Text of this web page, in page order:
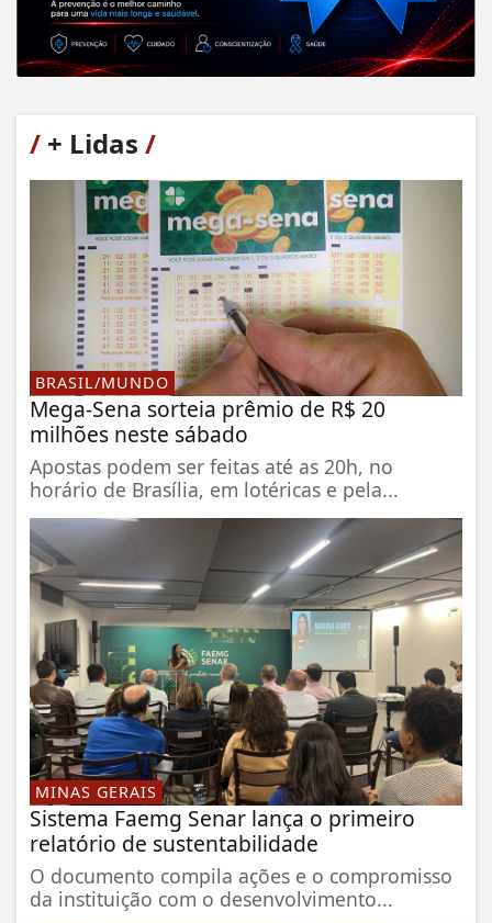
/ + Lidas /
BRASIL/MUNDO
Mega-Sena sorteia prêmio de R$ 20
milhões neste sábado
Apostas podem ser feitas até as 20h, no
horário de Brasília, em lotéricas e pela...
MINAS GERAIS
Sistema Faemg Senar lança o primeiro
relatório de sustentabilidade
O documento compila ações e o compromisso
da instituição com o desenvolvimento...